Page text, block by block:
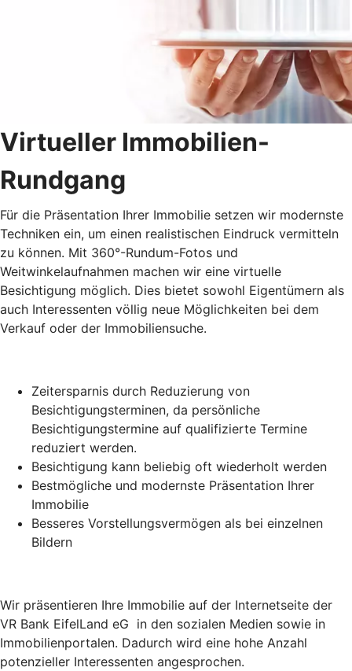
Virtueller Immobilien-
Rundgang
Für die Präsentation Ihrer Immobilie setzen wir modernste
Techniken ein, um einen realistischen Eindruck vermitteln
zu können. Mit 360°-Rundum-Fotos und
Weitwinkelaufnahmen machen wir eine virtuelle
Besichtigung möglich. Dies bietet sowohl Eigentümern als
auch Interessenten völlig neue Möglichkeiten bei dem
Verkauf oder der Immobiliensuche.
Zeitersparnis durch Reduzierung von
Besichtigungsterminen, da persönliche
Besichtigungstermine auf qualifizierte Termine
reduziert werden.
Besichtigung kann beliebig oft wiederholt werden
Bestmögliche und modernste Präsentation Ihrer
Immobilie
Besseres Vorstellungsvermögen als bei einzelnen
Bildern
Wir präsentieren Ihre Immobilie auf der Internetseite der
VR Bank EifelLand eG in den sozialen Medien sowie in
Immobilienportalen. Dadurch wird eine hohe Anzahl
potenzieller Interessenten angesprochen.